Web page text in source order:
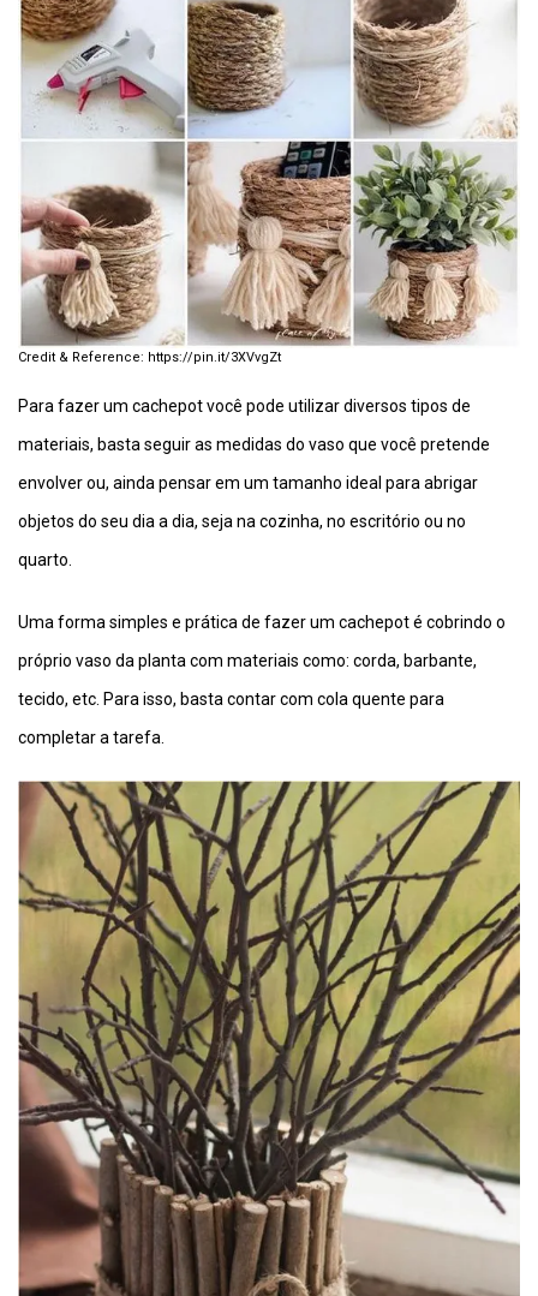
https://pin.it/3XVvgZt
Para fazer um cachepot você pode utilizar diversos tipos de
materiais, basta seguir as medidas do vaso que você pretende
envolver ou, ainda pensar em um tamanho ideal para abrigar
objetos do seu dia a dia, seja na cozinha, no escritório ou no
quarto.
Uma forma simples e prática de fazer um cachepot é cobrindo o
próprio vaso da planta com materiais como: corda, barbante,
tecido, etc. Para isso, basta contar com cola quente para
completar a tarefa.